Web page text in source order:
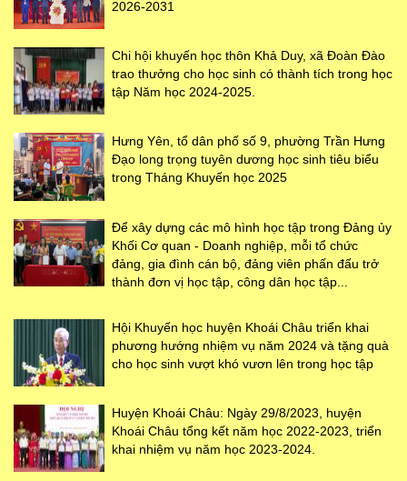
2026-2031
Chi hội khuyến học thôn Khả Duy, xã Đoàn Đào
trao thưởng cho học sinh có thành tích trong học
tập Năm học 2024-2025.
Hưng Yên, tổ dân phố số 9, phường Trần Hưng
Đạo long trọng tuyên dương học sinh tiêu biểu
trong Tháng Khuyến học 2025
Để xây dựng các mô hình học tập trong Đảng ủy
Khối Cơ quan - Doanh nghiệp, mỗi tổ chức
đảng, gia đình cán bộ, đảng viên phấn đấu trở
thành đơn vị học tập, công dân học tập...
Hội Khuyến học huyện Khoái Châu triển khai
phương hướng nhiệm vụ năm 2024 và tặng quà
cho học sinh vượt khó vươn lên trong học tập
Huyện Khoái Châu: Ngày 29/8/2023, huyện
Khoái Châu tổng kết năm học 2022-2023, triển
khai nhiệm vụ năm học 2023-2024.